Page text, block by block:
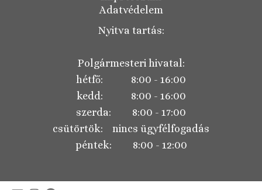
Adatvédelem
Nyitva tartás:
Polgármesteri hivatal:
hétfő: 8:00 - 16:00
kedd: 8:00 - 16:00
szerda: 8:00 - 17:00
csütörtök: nincs ügyfélfogadás
péntek: 8:00 - 12:00